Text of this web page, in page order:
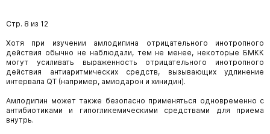
Стр. 8 из 12
Хотя при изучении амлодипина отрицательного инотропного
действия обычно не наблюдали, тем не менее, некоторые БМКК
могут усиливать выраженность отрицательного инотропного
действия антиаритмических средств, вызывающих удлинение
интервала QT (например, амиодарон и хинидин).
Амлодипин может также безопасно применяться одновременно с
антибиотиками и гипогликемическими средствами для приема
внутрь.